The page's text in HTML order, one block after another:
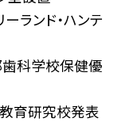
ンド・ハンテ
科学校保健優
育研究校発表